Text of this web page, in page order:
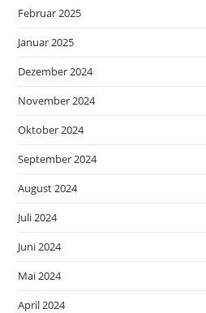
Februar 2025
Januar 2025
Dezember 2024
November 2024
Oktober 2024
September 2024
August 2024
Juli 2024
Juni 2024
Mai 2024
April 2024